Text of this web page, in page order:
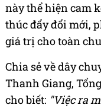
này thể hiện cam
thúc đẩy đổi mới,
giá trị cho toàn
Chia sẻ về dây
Thanh Giang,
cho biết: "Việc ra